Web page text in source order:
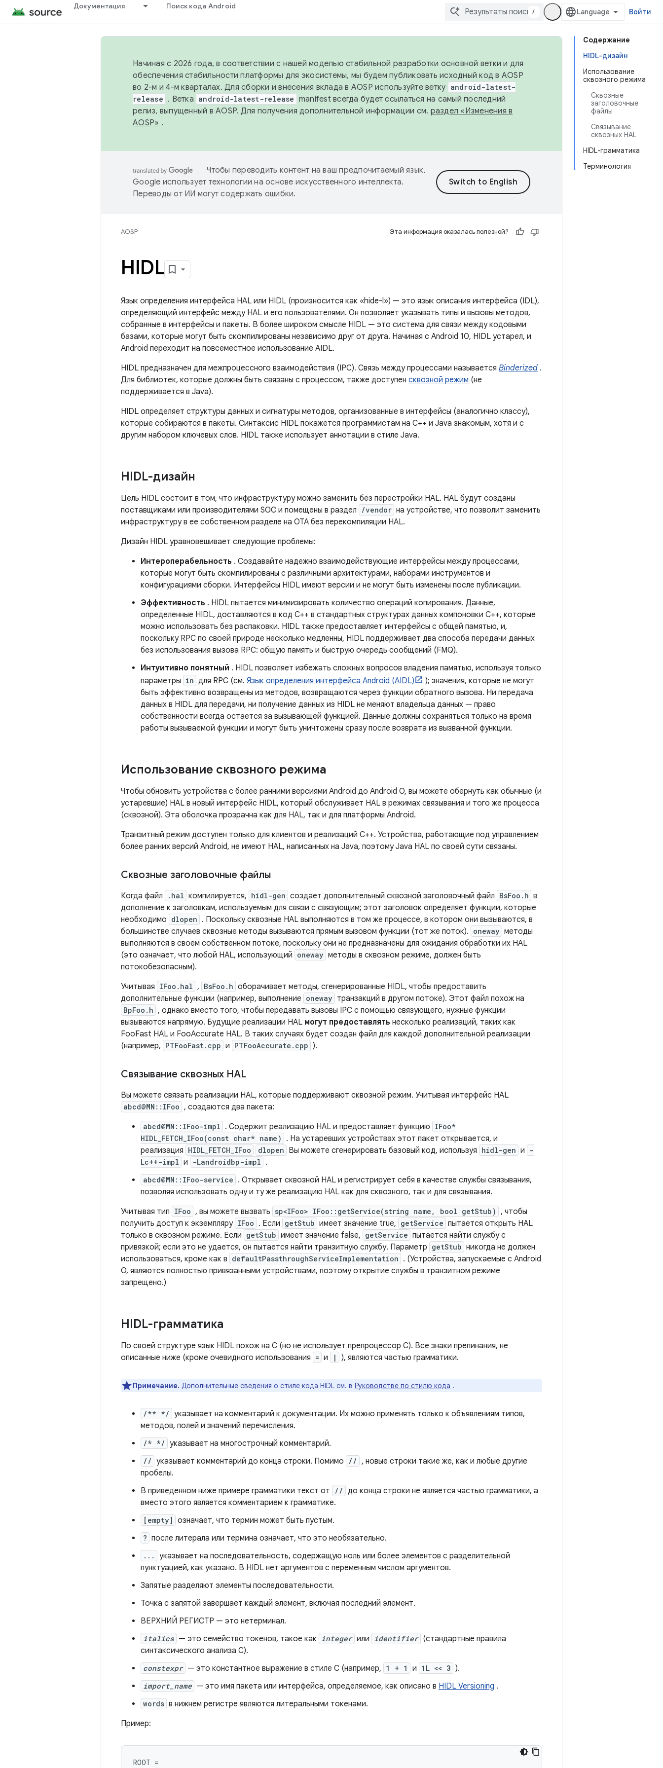
Документация Поиск кода Android
/ Войти
Содержание
HIDL-дизайн
Использование
сквозного режима
Сквозные
заголовочные
файлы
Связывание
сквозных HAL
HIDL-грамматика
Терминология
Начиная с 2026 года, в соответствии с нашей моделью стабильной разработки основной ветки и для
обеспечения стабильности платформы для экосистемы, мы будем публиковать исходный код в AOSP
во 2-м и 4-м кварталах. Для сборки и внесения вклада в AOSP используйте ветку android-latest-
release . Ветка android-latest-release manifest всегда будет ссылаться на самый последний
релиз, выпущенный в AOSP. Для получения дополнительной информации см. раздел «Изменения в
AOSP» .
Чтобы переводить контент на ваш предпочитаемый язык,
Google использует технологии на основе искусственного интеллекта.
Переводы от ИИ могут содержать ошибки.
AOSP Эта информация оказалась полезной?
HIDL
Язык определения интерфейса HAL или HIDL (произносится как «hide-l») — это язык описания интерфейса (IDL),
определяющий интерфейс между HAL и его пользователями. Он позволяет указывать типы и вызовы методов,
собранные в интерфейсы и пакеты. В более широком смысле HIDL — это система для связи между кодовыми
базами, которые могут быть скомпилированы независимо друг от друга. Начиная с Android 10, HIDL устарел, и
Android переходит на повсеместное использование AIDL.
HIDL предназначен для межпроцессного взаимодействия (IPC). Связь между процессами называется Binderized .
Для библиотек, которые должны быть связаны с процессом, также доступен сквозной режим (не
поддерживается в Java).
HIDL определяет структуры данных и сигнатуры методов, организованные в интерфейсы (аналогично классу),
которые собираются в пакеты. Синтаксис HIDL покажется программистам на C++ и Java знакомым, хотя и с
другим набором ключевых слов. HIDL также использует аннотации в стиле Java.
HIDL-дизайн
Цель HIDL состоит в том, что инфраструктуру можно заменить без перестройки HAL. HAL будут созданы
поставщиками или производителями SOC и помещены в раздел
/vendor на устройстве, что позволит заменить
инфраструктуру в ее собственном разделе на OTA без перекомпиляции HAL.
Дизайн HIDL уравновешивает следующие проблемы:
Интероперабельность . Создавайте надежно взаимодействующие интерфейсы между процессами,
которые могут быть скомпилированы с различными архитектурами, наборами инструментов и
конфигурациями сборки. Интерфейсы HIDL имеют версии и не могут быть изменены после публикации.
Эффективность . HIDL пытается минимизировать количество операций копирования. Данные,
определенные HIDL, доставляются в код C++ в стандартных структурах данных компоновки C++, которые
можно использовать без распаковки. HIDL также предоставляет интерфейсы с общей памятью, и,
поскольку RPC по своей природе несколько медленны, HIDL поддерживает два способа передачи данных
без использования вызова RPC: общую память и быструю очередь сообщений (FMQ).
Интуитивно понятный . HIDL позволяет избежать сложных вопросов владения памятью, используя только
параметры in для RPC (см. Язык определения интерфейса Android (AIDL)
); значения, которые не могут
быть эффективно возвращены из методов, возвращаются через функции обратного вызова. Ни передача
данных в HIDL для передачи, ни получение данных из HIDL не меняют владельца данных — право
собственности всегда остается за вызывающей функцией. Данные должны сохраняться только на время
работы вызываемой функции и могут быть уничтожены сразу после возврата из вызванной функции.
Использование сквозного режима
Чтобы обновить устройства с более ранними версиями Android до Android O, вы можете обернуть как обычные (и
устаревшие) HAL в новый интерфейс HIDL, который обслуживает HAL в режимах связывания и того же процесса
(сквозной). Эта оболочка прозрачна как для HAL, так и для платформы Android.
Транзитный режим доступен только для клиентов и реализаций C++. Устройства, работающие под управлением
более ранних версий Android, не имеют HAL, написанных на Java, поэтому Java HAL по своей сути связаны.
Сквозные заголовочные файлы
Когда файл .hal компилируется, hidl-gen создает дополнительный сквозной заголовочный файл BsFoo.h в
дополнение к заголовкам, используемым для связи с связующим; этот заголовок определяет функции, которые
необходимо dlopen . Поскольку сквозные HAL выполняются в том же процессе, в котором они вызываются, в
большинстве случаев сквозные методы вызываются прямым вызовом функции (тот же поток). oneway методы
выполняются в своем собственном потоке, поскольку они не предназначены для ожидания обработки их HAL
(это означает, что любой HAL, использующий oneway методы в сквозном режиме, должен быть
потокобезопасным).
Учитывая IFoo.hal , BsFoo.h оборачивает методы, сгенерированные HIDL, чтобы предоставить
дополнительные функции (например, выполнение oneway транзакций в другом потоке). Этот файл похож на
BpFoo.h , однако вместо того, чтобы передавать вызовы IPC с помощью связующего, нужные функции
вызываются напрямую. Будущие реализации HAL могут предоставлять несколько реализаций, таких как
FooFast HAL и FooAccurate HAL. В таких случаях будет создан файл для каждой дополнительной реализации
(например, PTFooFast.cpp и PTFooAccurate.cpp ).
Связывание сквозных HAL
Вы можете связать реализации HAL, которые поддерживают сквозной режим. Учитывая интерфейс HAL
abcd@MN::IFoo , создаются два пакета:
abcd@MN::IFoo-impl . Содержит реализацию HAL и предоставляет функцию IFoo*
HIDL_FETCH_IFoo(const char* name)
. На устаревших устройствах этот пакет открывается, и
реализация HIDL_FETCH_IFoo dlopen Вы можете сгенерировать базовый код, используя hidl-gen и
-
Lc++-impl и -Landroidbp-impl .
abcd@MN::IFoo-service . Открывает сквозной HAL и регистрирует себя в качестве службы связывания,
позволяя использовать одну и ту же реализацию HAL как для сквозного, так и для связывания.
Учитывая тип IFoo , вы можете вызвать sp<IFoo> IFoo::getService(string name, bool getStub) , чтобы
получить доступ к экземпляру IFoo . Если getStub имеет значение true, getService пытается открыть HAL
только в сквозном режиме. Если getStub имеет значение false, getService пытается найти службу с
привязкой; если это не удается, он пытается найти транзитную службу. Параметр getStub никогда не должен
использоваться, кроме как в defaultPassthroughServiceImplementation . (Устройства, запускаемые с Android
O, являются полностью привязанными устройствами, поэтому открытие службы в транзитном режиме
запрещено.)
HIDL-грамматика
По своей структуре язык HIDL похож на C (но не использует препроцессор C). Все знаки препинания, не
описанные ниже (кроме очевидного использования = и | ), являются частью грамматики.
Примечание. Дополнительные сведения о стиле кода HIDL см. в Руководстве по стилю кода .
/** */ указывает на комментарий к документации. Их можно применять только к объявлениям типов,
методов, полей и значений перечисления.
/* */ указывает на многострочный комментарий.
// указывает комментарий до конца строки. Помимо // , новые строки такие же, как и любые другие
пробелы.
В приведенном ниже примере грамматики текст от
// до конца строки не является частью грамматики, а
вместо этого является комментарием к грамматике.
[empty] означает, что термин может быть пустым.
? после литерала или термина означает, что это необязательно.
...
указывает на последовательность, содержащую ноль или более элементов с разделительной
пунктуацией, как указано. В HIDL нет аргументов с переменным числом аргументов.
Запятые разделяют элементы последовательности.
Точка с запятой завершает каждый элемент, включая последний элемент.
ВЕРХНИЙ РЕГИСТР — это нетерминал.
italics — это семейство токенов, такое как integer или identifier (стандартные правила
синтаксического анализа C).
constexpr — это константное выражение в стиле C (например, 1 + 1 и 1L << 3 ).
import_name — это имя пакета или интерфейса, определяемое, как описано в HIDL Versioning .
words в нижнем регистре являются литеральными токенами.
Пример:
ROOT =